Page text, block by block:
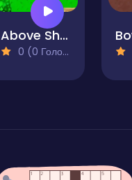
Above Shooter
0 (0 Голосів)